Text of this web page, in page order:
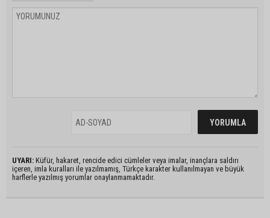
UYARI: Küfür, hakaret, rencide edici cümleler veya imalar, inançlara saldırı
içeren, imla kuralları ile yazılmamış, Türkçe karakter kullanılmayan ve büyük
harflerle yazılmış yorumlar onaylanmamaktadır.